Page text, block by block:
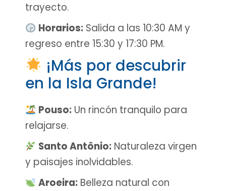
trayecto.
Horarios: Salida a las 10:30 AM y
regreso entre 15:30 y 17:30 PM.
¡Más por descubrir
en la Isla Grande!
Pouso: Un rincón tranquilo para
relajarse.
Santo Antônio: Naturaleza virgen
y paisajes inolvidables.
Aroeira: Belleza natural con